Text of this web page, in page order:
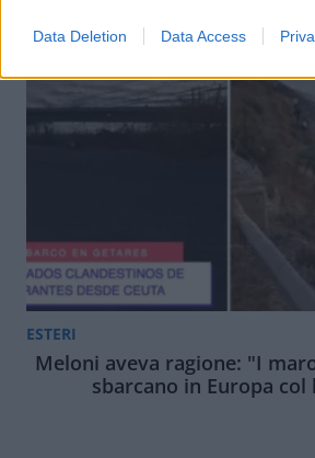
Data Deletion Data Access
ESTERI
Meloni aveva ragione: "I
sbarcano in Europa col